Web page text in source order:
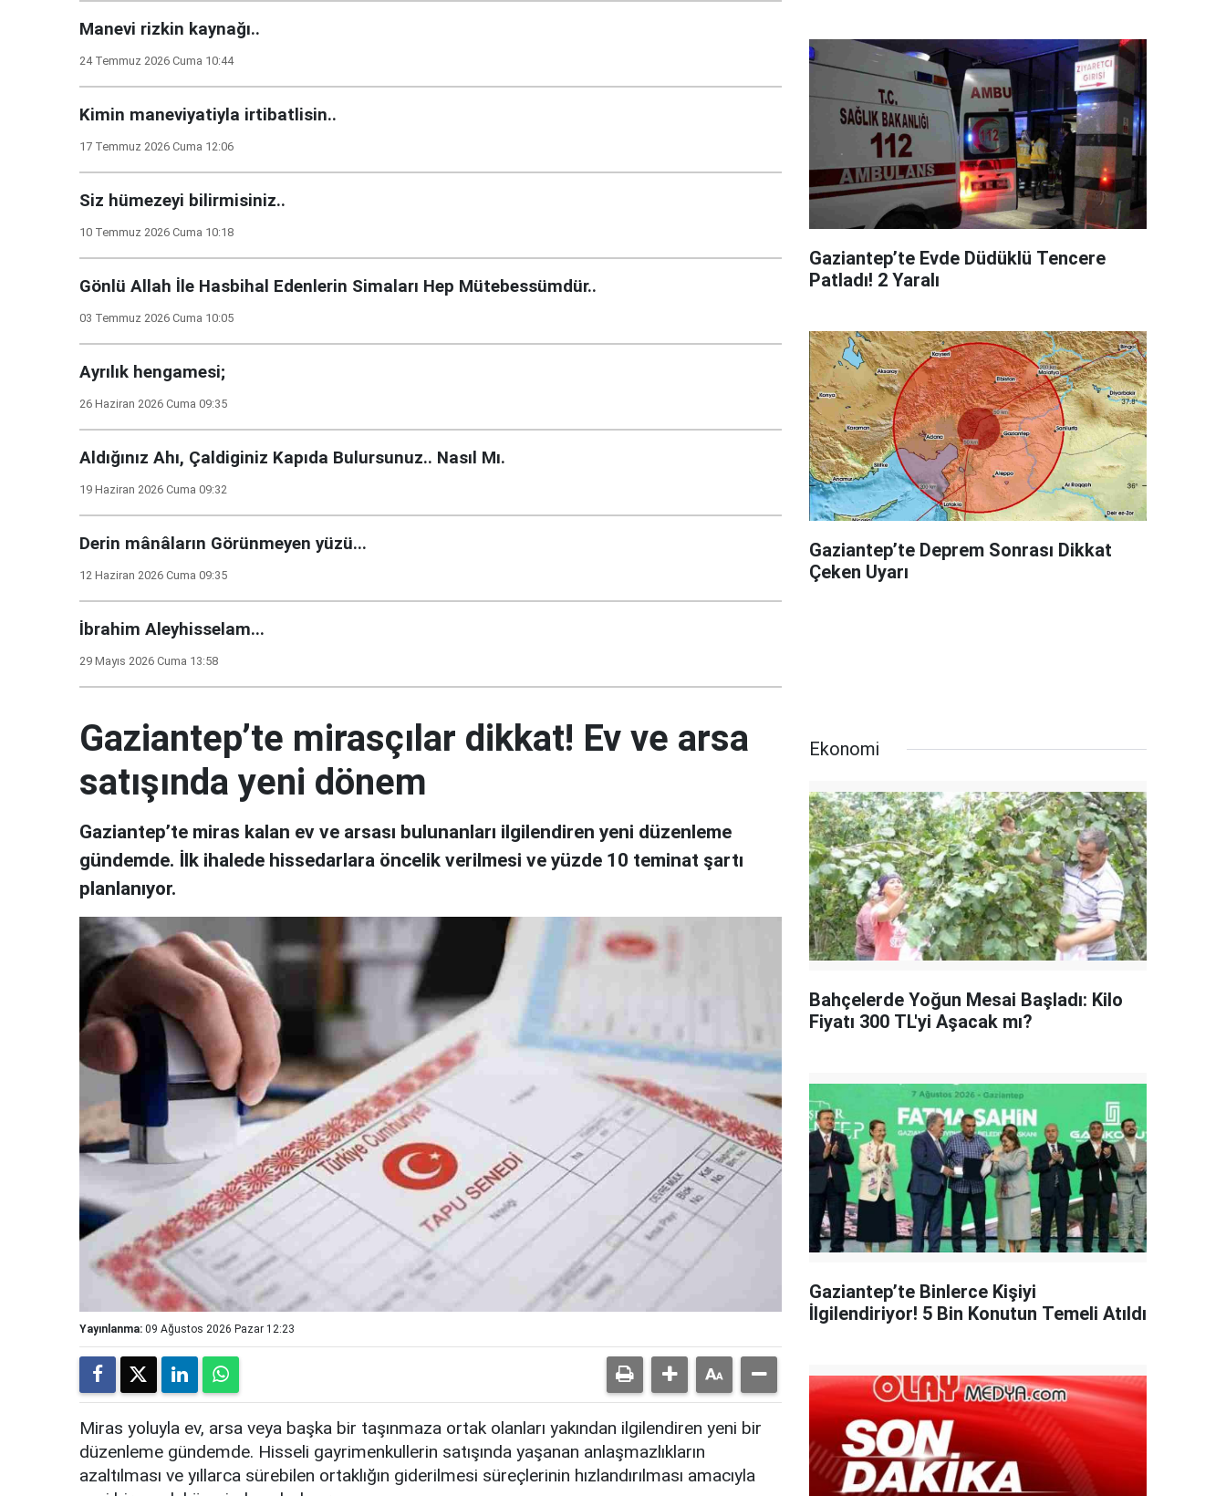
Manevi rizkin kaynağı..
24 Temmuz 2026 Cuma 10:44
Kimin maneviyatiyla irtibatlisin..
17 Temmuz 2026 Cuma 12:06
Siz hümezeyi bilirmisiniz..
10 Temmuz 2026 Cuma 10:18
Gönlü Allah İle Hasbihal Edenlerin Simaları Hep Mütebessümdür..
03 Temmuz 2026 Cuma 10:05
Ayrılık hengamesi;
26 Haziran 2026 Cuma 09:35
Aldığınız Ahı, Çaldiginiz Kapıda Bulursunuz.. Nasıl Mı.
19 Haziran 2026 Cuma 09:32
Derin mânâların Görünmeyen yüzü...
12 Haziran 2026 Cuma 09:35
İbrahim Aleyhisselam...
29 Mayıs 2026 Cuma 13:58
Gaziantep’te Evde Düdüklü Tencere
Patladı! 2 Yaralı
Gaziantep’te Deprem Sonrası Dikkat
Çeken Uyarı
Gaziantep’te mirasçılar dikkat! Ev ve arsa
satışında yeni dönem
Gaziantep’te miras kalan ev ve arsası bulunanları ilgilendiren yeni düzenleme
gündemde. İlk ihalede hissedarlara öncelik verilmesi ve yüzde 10 teminat şartı
planlanıyor.
Yayınlanma: 09 Ağustos 2026 Pazar 12:23
Miras yoluyla ev, arsa veya başka bir taşınmaza ortak olanları yakından ilgilendiren yeni bir
düzenleme gündemde. Hisseli gayrimenkullerin satışında yaşanan anlaşmazlıkların
azaltılması ve yıllarca sürebilen ortaklığın giderilmesi süreçlerinin hızlandırılması amacıyla
Ekonomi
Bahçelerde Yoğun Mesai Başladı: Kilo
Fiyatı 300 TL'yi Aşacak mı?
Gaziantep’te Binlerce Kişiyi
İlgilendiriyor! 5 Bin Konutun Temeli Atıldı